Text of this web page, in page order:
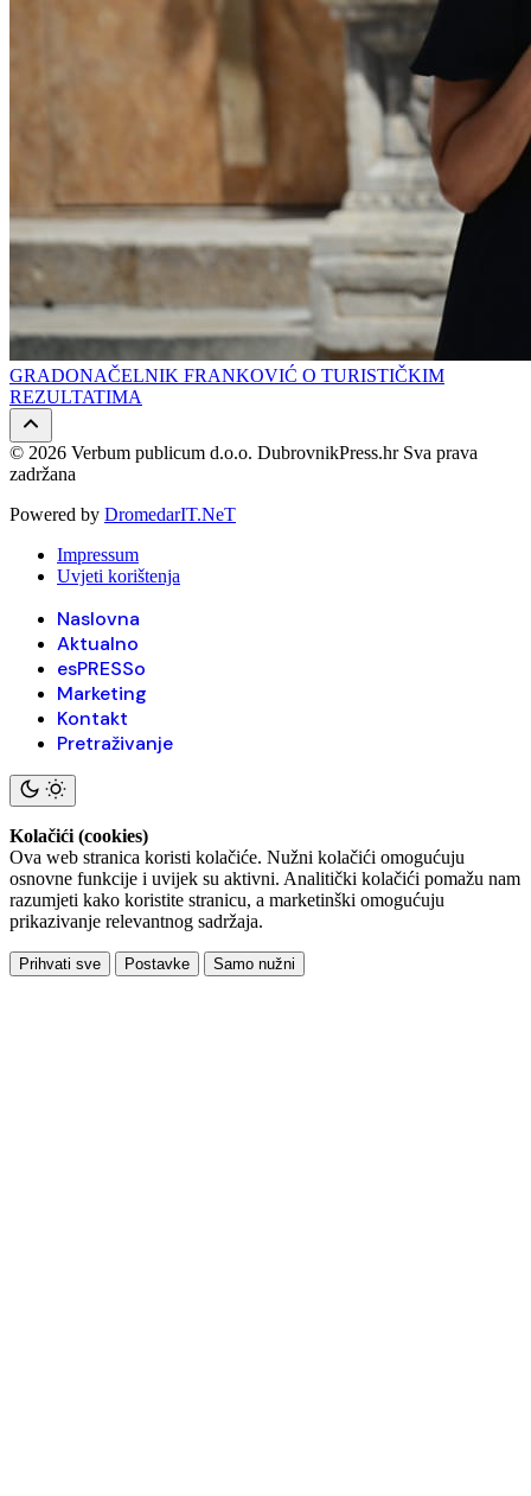
GRADONAČELNIK FRANKOVIĆ O TURISTIČKIM
REZULTATIMA
© 2026 Verbum publicum d.o.o. DubrovnikPress.hr Sva prava
zadržana
Powered by DromedarIT.NeT
Impressum
Uvjeti korištenja
Naslovna
Aktualno
esPRESSo
Marketing
Kontakt
Pretraživanje
Kolačići (cookies)
Ova web stranica koristi kolačiće. Nužni kolačići omogućuju
osnovne funkcije i uvijek su aktivni. Analitički kolačići pomažu nam
razumjeti kako koristite stranicu, a marketinški omogućuju
prikazivanje relevantnog sadržaja.
Prihvati sve Postavke Samo nužni